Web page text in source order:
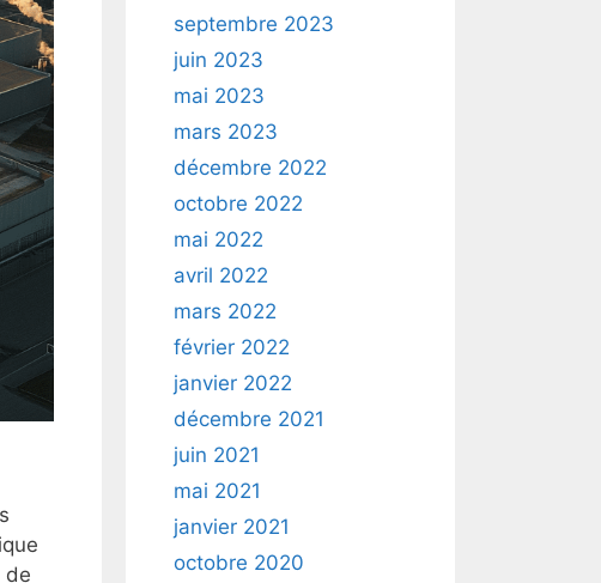
de
septembre 2023
juin 2023
mai 2023
mars 2023
décembre 2022
octobre 2022
mai 2022
avril 2022
mars 2022
février 2022
janvier 2022
décembre 2021
juin 2021
mai 2021
janvier 2021
octobre 2020